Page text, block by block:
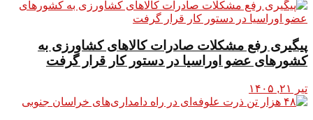
پیگیری رفع مشکلات صادرات کالا‌های کشاورزی به
کشور‌های عضو اوراسیا در دستور کار قرار گرفت
تیر ۲۱, ۱۴۰۵